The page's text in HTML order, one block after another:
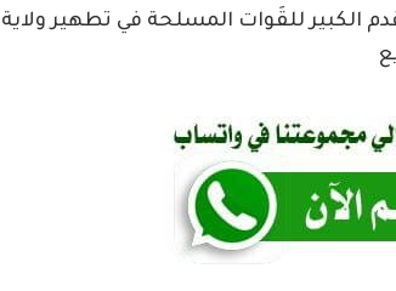
الكبير للقَوات المسلحة في تطهير ولاية